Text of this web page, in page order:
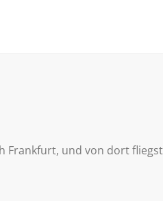
Frankfurt, und von dort